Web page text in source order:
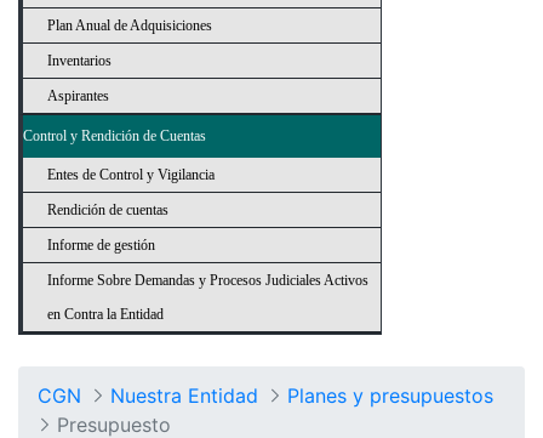
Plan Anual de Adquisiciones
Inventarios
Aspirantes
Control y Rendición de Cuentas
Entes de Control y Vigilancia
Rendición de cuentas
Informe de gestión
Informe Sobre Demandas y Procesos Judiciales Activos
en Contra la Entidad
CGN Nuestra Entidad
Planes y presupuestos
Presupuesto